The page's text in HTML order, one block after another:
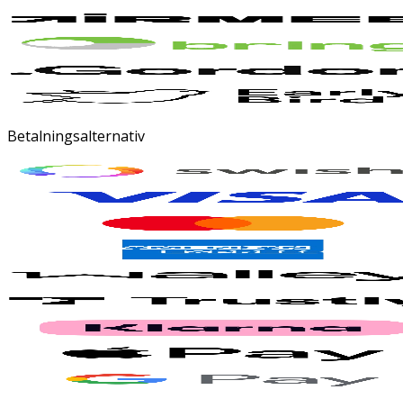
Betalningsalternativ